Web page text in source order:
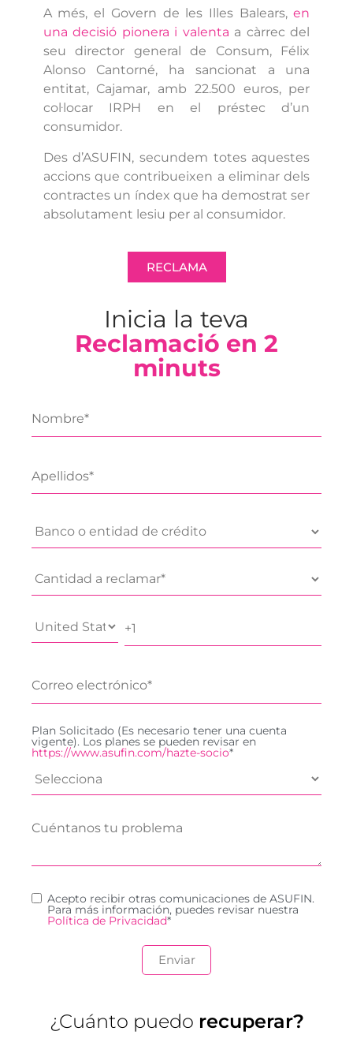
A més, el Govern de les Illes Balears,en
una decisió pionera i valenta a càrrec del
seu director general de Consum, Félix
Alonso Cantorné, ha sancionat a una
entitat, Cajamar, amb 22.500 euros, per
col·locar IRPH en el préstec d’un
consumidor.
Des d’ASUFIN, secundem totes aquestes
accions que contribueixen a eliminar dels
contractes un índex que ha demostrat ser
absolutament lesiu per al consumidor.
RECLAMA
Inicia la teva
Reclamació en 2
minuts
Plan Solicitado (Es necesario tener una cuenta
vigente). Los planes se pueden revisar en
https://www.asufin.com/hazte-socio*
Acepto recibir otras comunicaciones de ASUFIN.
Para más información, puedes revisar nuestra
Política de Privacidad*
¿Cuánto puedo recuperar?